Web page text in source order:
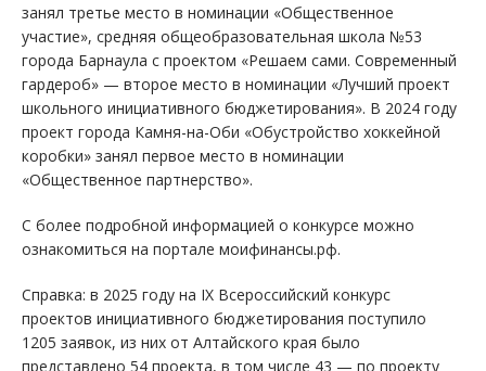
занял третье место в номинации «Общественное
участие», средняя общеобразовательная школа №53
города Барнаула с проектом «Решаем сами. Современный
гардероб» — второе место в номинации «Лучший проект
школьного инициативного бюджетирования». В 2024 году
проект города Камня-на-Оби «Обустройство хоккейной
коробки» занял первое место в номинации
«Общественное партнерство».
С более подробной информацией о конкурсе можно
ознакомиться на портале моифинансы.рф.
Справка: в 2025 году на IX Всероссийский конкурс
проектов инициативного бюджетирования поступило
1205 заявок, из них от Алтайского края было
представлено 54 проекта, в том числе 43 — по проекту